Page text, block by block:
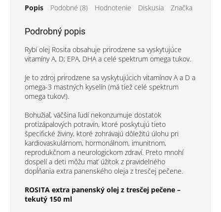
Popis Podobné (8) Hodnotenie Diskusia Značka
Podrobný popis
Rybí olej Rosita obsahuje prirodzene sa vyskytujúce
vitamíny A, D; EPA, DHA a celé spektrum omega tukov.
Je to zdroj prirodzene sa vyskytujúcich vitamínov A a D a
omega-3 mastných kyselín (má tiež celé spektrum
omega tukov!).
Bohužiaľ, väčšina ľudí nekonzumuje dostatok
protizápalových potravín, ktoré poskytujú tieto
špecifické živiny, ktoré zohrávajú dôležitú úlohu pri
kardiovaskulárnom, hormonálnom, imunitnom,
reprodukčnom a neurologickom zdraví. Preto mnohí
dospelí a deti môžu mať úžitok z pravidelného
dopĺňania extra panenského oleja z tresčej pečene.
ROSITA extra panenský olej z tresčej pečene –
tekutý 150 ml